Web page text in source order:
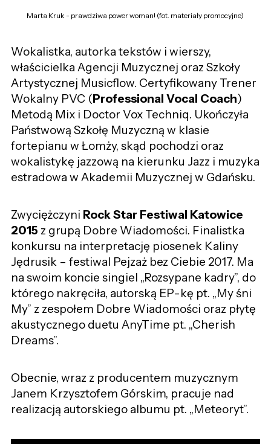
Marta Kruk - prawdziwa power woman! (fot. materiały promocyjne)
Wokalistka, autorka tekstów i wierszy,
właścicielka Agencji Muzycznej oraz Szkoły
Artystycznej Musicflow. Certyfikowany Trener
Wokalny PVC (Professional Vocal Coach)
Metodą Mix i Doctor Vox Techniq. Ukończyła
Państwową Szkołę Muzyczną w klasie
fortepianu w Łomży, skąd pochodzi oraz
wokalistykę jazzową na kierunku Jazz i muzyka
estradowa w Akademii Muzycznej w Gdańsku.
Zwyciężczyni Rock Star Festiwal Katowice
2015 z grupą Dobre Wiadomości. Finalistka
konkursu na interpretację piosenek Kaliny
Jędrusik – festiwal Pejzaż bez Ciebie 2017. Ma
na swoim koncie singiel „Rozsypane kadry”, do
którego nakręciła, autorską EP-kę pt. „My śni
My” z zespołem Dobre Wiadomości oraz płytę
akustycznego duetu AnyTime pt. „Cherish
Dreams”.
Obecnie, wraz z producentem muzycznym
Janem Krzysztofem Górskim, pracuje nad
realizacją autorskiego albumu pt. „Meteoryt”.